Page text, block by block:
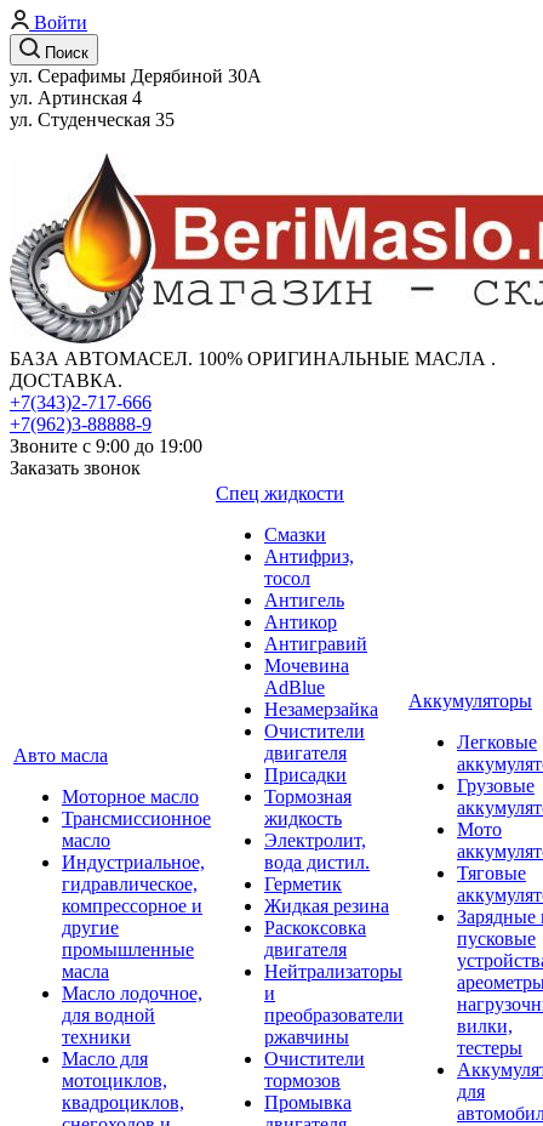
Войти
Поиск
ул. Серафимы Дерябиной 30А
ул. Артинская 4
ул. Студенческая 35
БАЗА АВТОМАСЕЛ. 100% ОРИГИНАЛЬНЫЕ МАСЛА .
ДОСТАВКА.
+7(343)2-717-666
+7(962)3-88888-9
Звоните с 9:00 до 19:00
Заказать звонок
Авто масла
Моторное масло
Трансмиссионное
масло
Индустриальное,
гидравлическое,
компрессорное и
другие
промышленные
масла
Масло лодочное,
для водной
техники
Масло для
мотоциклов,
квадроциклов,
Спец жидкости
Смазки
Антифриз,
тосол
Антигель
Антикор
Антигравий
Мочевина
AdBlue
Незамерзайка
Очистители
двигателя
Присадки
Тормозная
жидкость
Электролит,
вода дистил.
Герметик
Жидкая резина
Раскоксовка
двигателя
Нейтрализаторы
и
преобразователи
ржавчины
Очистители
тормозов
Промывка
Аккумуляторы
Легковые
Грузовые
Мото
Тяговые
Зарядные
пусковые
вилки,
тестеры
для